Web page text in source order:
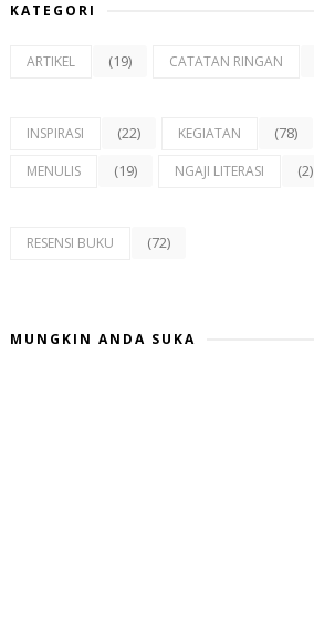
KATEGORI
ARTIKEL (19) CATATAN RINGAN
INSPIRASI (22) KEGIATAN (78)
MENULIS (19) NGAJI LITERASI (2)
RESENSI BUKU (72)
MUNGKIN ANDA SUKA